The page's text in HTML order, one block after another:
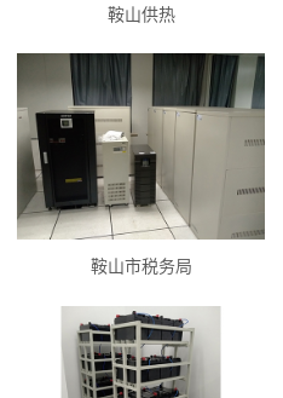
鞍山供热
鞍山市税务局